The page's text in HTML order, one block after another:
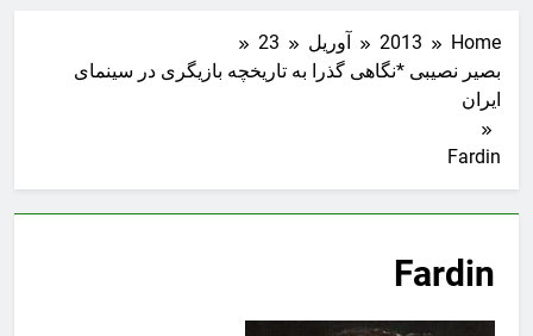
Home
2013 آوریل
23
بصیر نصیبی *نگاهی گذرا به تاریخچه بازیگری در سینمای
ایران
Fardin
Fardin